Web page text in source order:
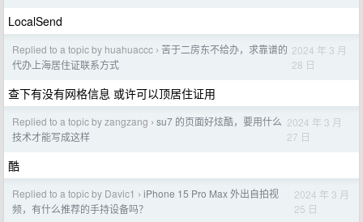
LocalSend
Replied to a topic by huahuaccc › 苦于二房东不给办，求靠谱的
代办上海居住证联系方式
2024 年 3 月
28 日
查下有没有网格信息 或许可以顶居住证用
Replied to a topic by zangzang › su7 的页面好炫酷，要用什么
技术才能写成这样
2024 年 3 月
27 日
酷
Replied to a topic by Davic1 › iPhone 15 Pro Max 外出自拍视
频，有什么推荐的手持设备吗？
2024 年 3 月
25 日